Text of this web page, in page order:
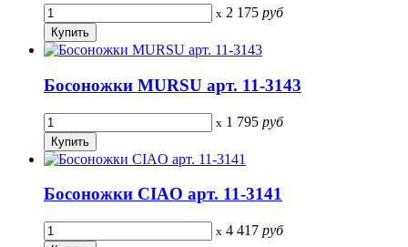
x 2 175 руб
Босоножки MURSU арт. 11-3143
x 1 795 руб
Босоножки CIAO арт. 11-3141
x 4 417 руб